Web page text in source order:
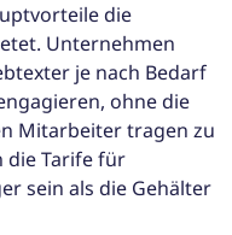
die
Unternehmen
je nach Bedarf
ohne die
Mitarbeiter tragen zu
die Tarife für
sein als die Gehälter